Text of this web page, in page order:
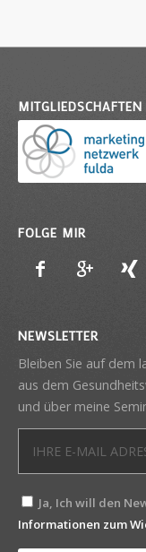
MITGLIEDSCHAFTEN
FOLGE MIR
NEWSLETTER
Bleiben Sie auf dem
aus dem
und über meine
Ja, Ich will den
Informationen zum